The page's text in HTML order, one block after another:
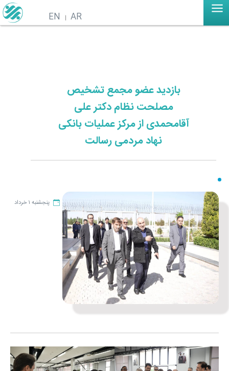
AR
EN
بازدید عضو مجمع تشخیص
مصلحت نظام دکتر علی
آقامحمدی از مرکز عملیات بانکی
نهاد مردمی رسالت
پنجشنبه ۱ خرداد